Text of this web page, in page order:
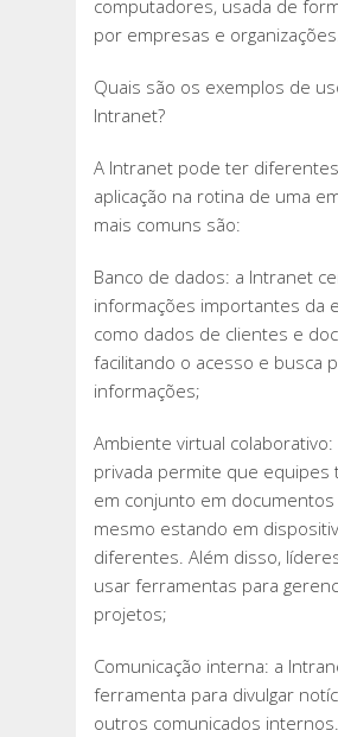
computadores, usada de
por empresas e
Quais são os exemplos de
Intranet?
A Intranet pode ter
aplicação na rotina de uma
mais comuns são:
Banco de dados: a Intranet
informações importantes da
como dados de clientes e
facilitando o acesso e busca
informações;
Ambiente virtual
privada permite que equipes
em conjunto em documentos
mesmo estando em
diferentes. Além disso,
usar ferramentas para
projetos;
Comunicação interna: a
ferramenta para divulgar
outros comunicados